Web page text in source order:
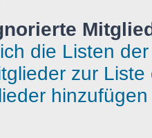
die Listen
zur